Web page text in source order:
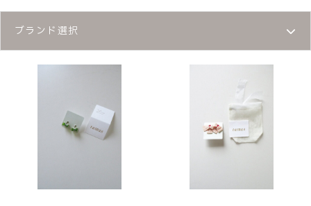
ブランド選択